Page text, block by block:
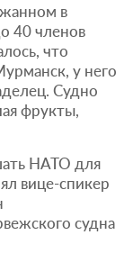
в
40 членов
что
у него
Судно
фрукты,
НАТО для
вице-спикер
судна